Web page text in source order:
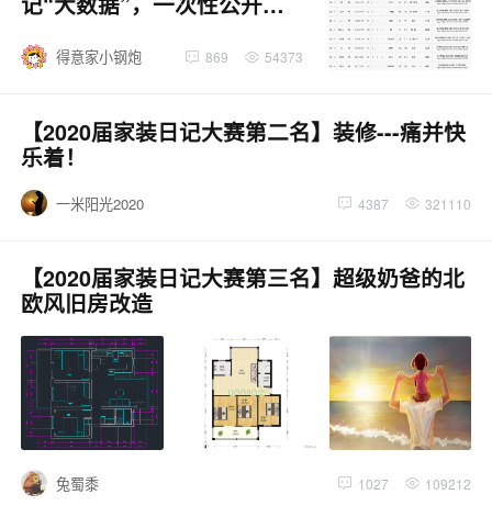
享，跟帖回复，拿走不谢！
得意家小钢炮 869 54373
【2020届家装日记大赛第二名】装修---痛并快
乐着！
一米阳光2020 4387 321110
【2020届家装日记大赛第三名】超级奶爸的北
欧风旧房改造
兔蜀黍 1027 109212